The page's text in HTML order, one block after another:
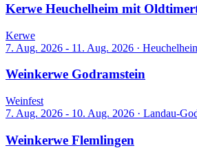
Kerwe Heuchelheim mit
Kerwe
7. Aug. 2026 - 11. Aug. 2026 ·
Weinkerwe Godramstein
Weinfest
7. Aug. 2026 - 10. Aug. 2026 · Landau-
Weinkerwe Flemlingen